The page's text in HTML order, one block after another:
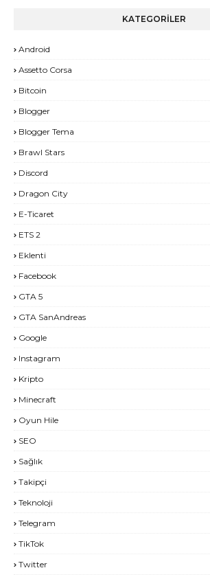
KATEGORİLER
Android
Assetto Corsa
Bitcoin
Blogger
Blogger Tema
Brawl Stars
Discord
Dragon City
E-Ticaret
ETS 2
Eklenti
Facebook
GTA 5
GTA SanAndreas
Google
Instagram
Kripto
Minecraft
Oyun Hile
SEO
Sağlık
Takipçi
Teknoloji
Telegram
TikTok
Twitter